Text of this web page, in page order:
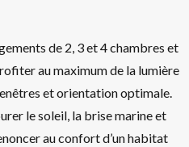
de 2, 3 et 4 chambres et
au maximum de la lumière
et orientation optimale.
le soleil, la brise marine et
au confort d’un habitat